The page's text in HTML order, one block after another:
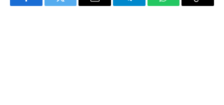
FacebookTwitter Email TelegramWhatsAppCopy